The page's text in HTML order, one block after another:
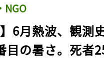
NGO
】6月熱波、観
目の暑さ。死者